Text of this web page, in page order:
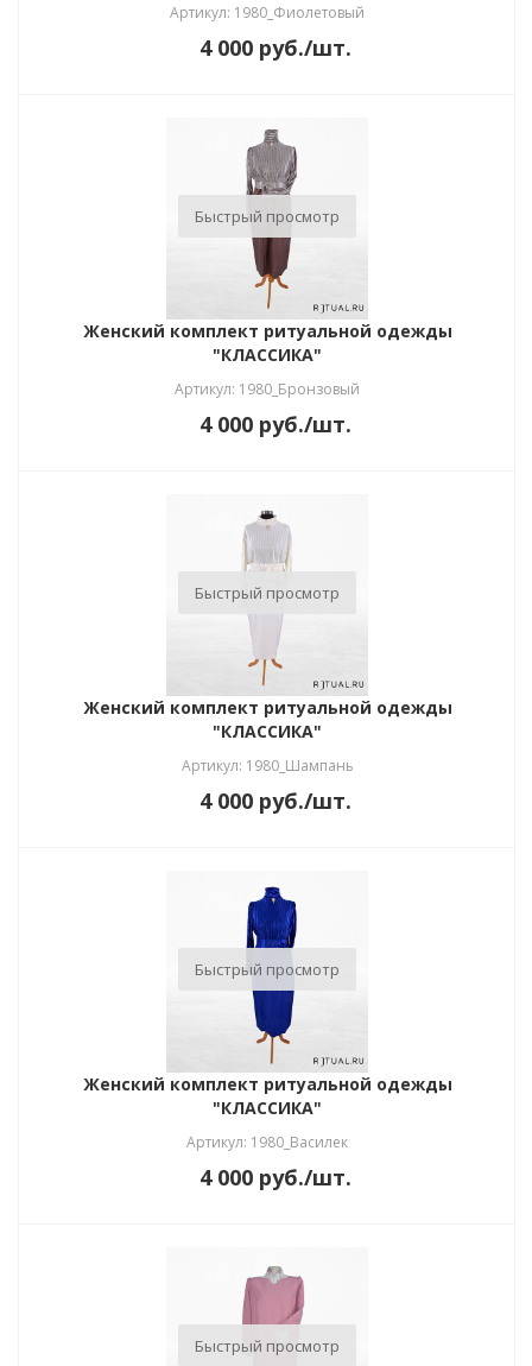
Артикул: 1980_Фиолетовый
4 000 руб./шт.
Быстрый просмотр
Женский комплект ритуальной одежды
"КЛАССИКА"
Артикул: 1980_Бронзовый
4 000 руб./шт.
Быстрый просмотр
Женский комплект ритуальной одежды
"КЛАССИКА"
Артикул: 1980_Шампань
4 000 руб./шт.
Быстрый просмотр
Женский комплект ритуальной одежды
"КЛАССИКА"
Артикул: 1980_Василек
4 000 руб./шт.
Быстрый просмотр